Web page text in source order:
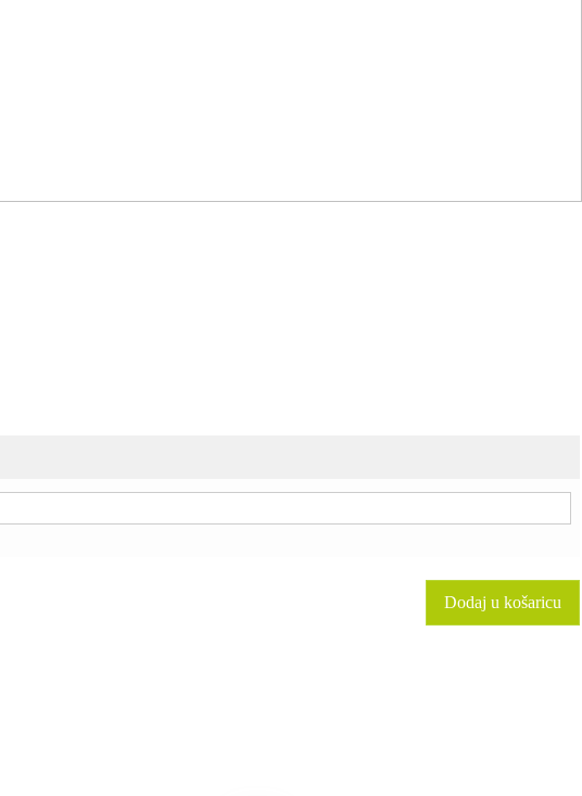
Dodaj u košaricu